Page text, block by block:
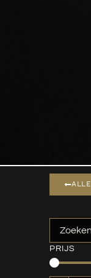
PRIJS